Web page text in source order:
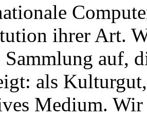
ihrer Art.
Sammlung auf,
als
Medium.